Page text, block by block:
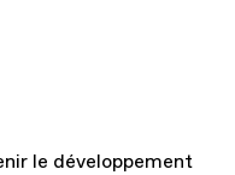
le développement